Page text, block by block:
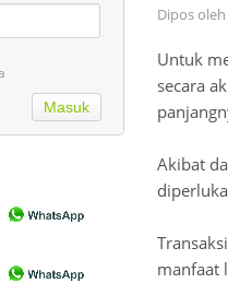
Dipos
Untuk
secara
Akibat
manfaat